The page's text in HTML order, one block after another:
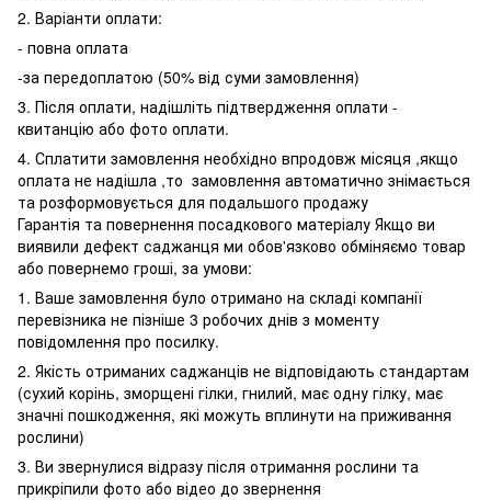
2. Варіанти оплати:
- повна оплата
-за передоплатою (50% від суми замовлення)
3. Після оплати, надішліть підтвердження оплати -
квитанцію або фото оплати.
4. Сплатити замовлення необхідно впродовж місяця ,якщо
оплата не надішла ,то замовлення автоматично знімається
та розформовується для подальшого продажу
Гарантія та повернення посадкового матеріалу Якщо ви
виявили дефект саджанця ми обов'язково обміняємо товар
або повернемо гроші, за умови:
1. Ваше замовлення було отримано на складі компанії
перевізника не пізніше 3 робочих днів з моменту
повідомлення про посилку.
2. Якість отриманих саджанців не відповідають стандартам
(сухий корінь, зморщені гілки, гнилий, має одну гілку, має
значні пошкодження, які можуть вплинути на приживання
рослини)
3. Ви звернулися відразу після отримання рослини та
прикріпили фото або відео до звернення